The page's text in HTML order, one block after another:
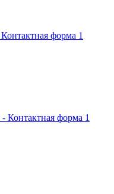
Контактная форма 1
- Контактная форма 1